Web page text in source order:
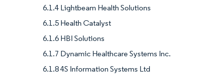
6.1.4 Lightbeam Health Solutions
6.1.5 Health Catalyst
6.1.6 HBI Solutions
6.1.7 Dynamic Healthcare Systems Inc.
6.1.8 4S Information Systems Ltd